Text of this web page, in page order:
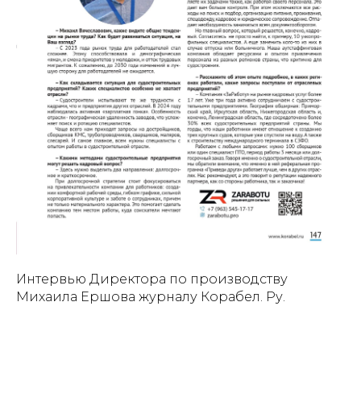
Интервью Директора по производству
Михаила Ершова журналу Корабел. Ру.